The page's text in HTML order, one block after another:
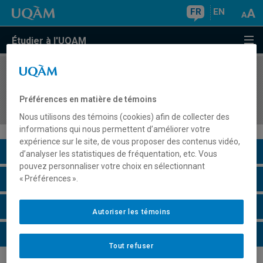
FR EN
Étudier à l'UQAM
COURS//
contemporaines
Description du cours
Horaire - Été 2026
Horaire - Automne 2026
Horaire - Hiver 2027
Préférences en matière de témoins
Nous utilisons des témoins (cookies) afin de collecter des
informations qui nous permettent d’améliorer votre
expérience sur le site, de vous proposer des contenus vidéo,
d’analyser les statistiques de fréquentation, etc. Vous
pouvez personnaliser votre choix en sélectionnant
« Préférences ».
Tout refuser
Autoriser les témoins